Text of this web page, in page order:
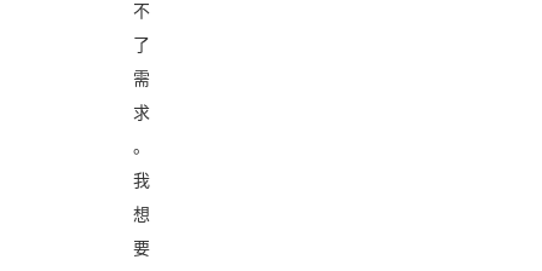
不
了
需
求
。
我
想
要